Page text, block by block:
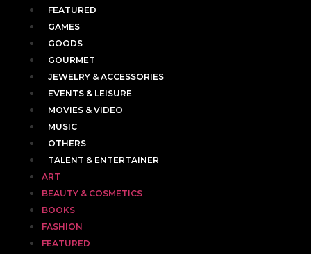
FEATURED
GAMES
GOODS
GOURMET
JEWELRY & ACCESSORIES
EVENTS & LEISURE
MOVIES & VIDEO
MUSIC
OTHERS
TALENT & ENTERTAINER
ART
BEAUTY & COSMETICS
BOOKS
FASHION
FEATURED